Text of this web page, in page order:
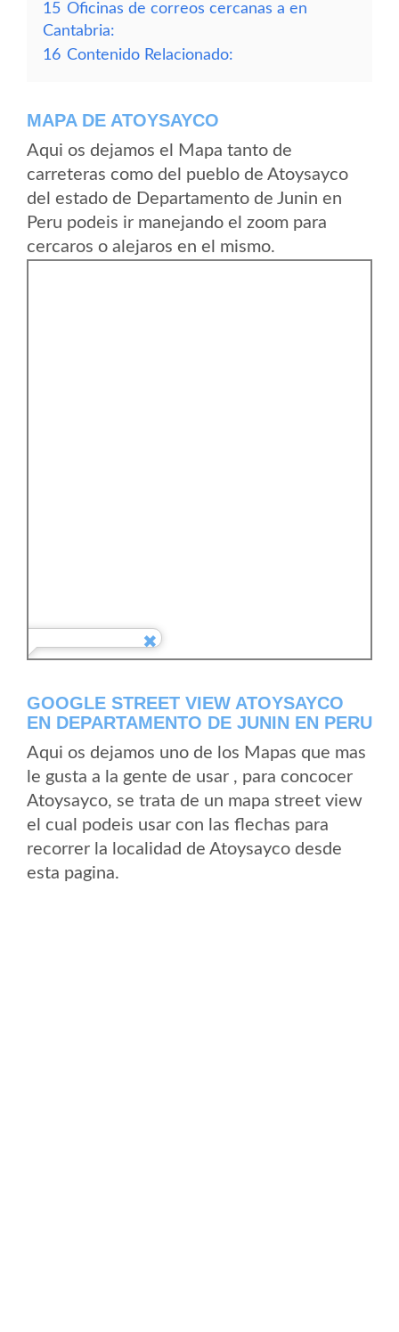
15 Oficinas de correos cercanas a en
Cantabria:
16 Contenido Relacionado:
MAPA DE ATOYSAYCO
Aqui os dejamos el Mapa tanto de
carreteras como del pueblo de Atoysayco
del estado de Departamento de Junin en
Peru podeis ir manejando el zoom para
cercaros o alejaros en el mismo.
GOOGLE STREET VIEW ATOYSAYCO
EN DEPARTAMENTO DE JUNIN EN PERU
Aqui os dejamos uno de los Mapas que mas
le gusta a la gente de usar , para concocer
Atoysayco, se trata de un mapa street view
el cual podeis usar con las flechas para
recorrer la localidad de Atoysayco desde
esta pagina.